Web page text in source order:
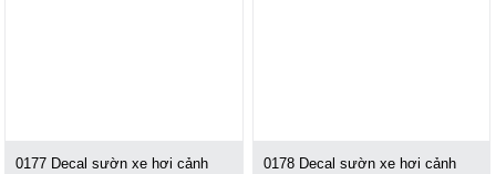
0177 Decal sườn xe hơi cảnh
0178 Decal sườn xe hơi cảnh